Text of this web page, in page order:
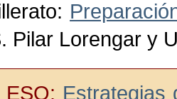
Pilar Lorengar y
ESO: Estrategias